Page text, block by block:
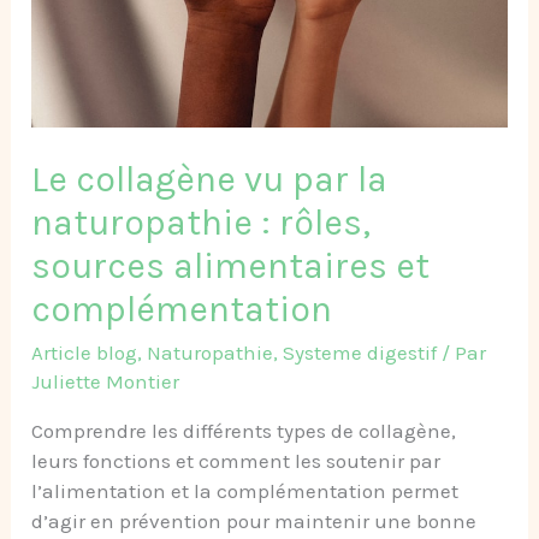
Le collagène vu par la
naturopathie : rôles,
sources alimentaires et
complémentation
Article blog, Naturopathie,Systeme digestif/ Par
Juliette Montier
Comprendre les différents types de collagène,
leurs fonctions et comment les soutenir par
l’alimentation et la complémentation permet
d’agir en prévention pour maintenir une bonne
alimentaires
et